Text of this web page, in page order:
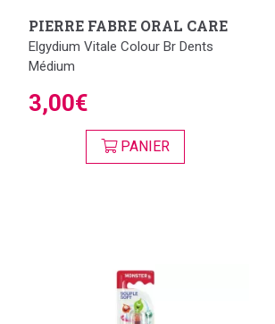
PIERRE FABRE ORAL CARE
Elgydium Vitale Colour Br Dents
Médium
3,00€
PANIER